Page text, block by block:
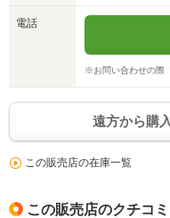
電話
※お問い合わせの際
遠方から購
この販売店の在庫一覧
この販売店のクチコミ
※次回問い合わ
いいえ